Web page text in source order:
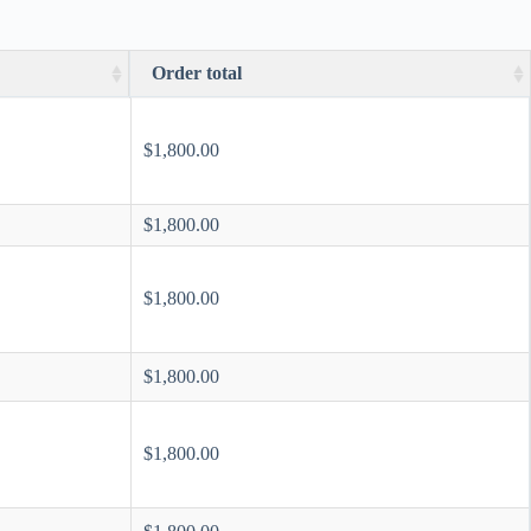
Order total
$1,800.00
$1,800.00
$1,800.00
$1,800.00
$1,800.00